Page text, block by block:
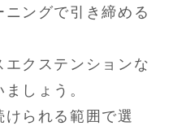
ングで引き締める
エクステンションな
しょう。
られる範囲で選